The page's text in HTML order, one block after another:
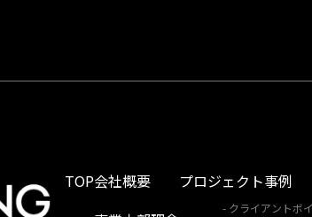
TOP会社概要
プロジェクト事例
クライアントボ